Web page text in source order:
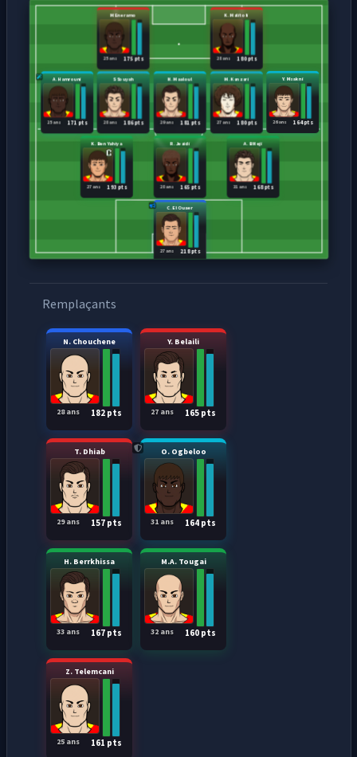
C. El Ouaer
218 pts
27 ans
K. Ben Yahiya
193 pts
27 ans
R. Jeaidi
165 pts
28 ans
A. B Neji
168 pts
31 ans
A. Hamrouni
171 pts
25 ans
S Souyah
186 pts
28 ans
N. Maaloul
181 pts
29 ans
M. Kanzari
180 pts
27 ans
Y. Msakni
164 pts
26 ans
M Eneramo
175 pts
25 ans
K. Malitoli
180 pts
28 ans
Remplaçants
N. Chouchene
182 pts
28 ans
Y. Belaili
165 pts
27 ans
T. Dhiab
157 pts
29 ans
O. Ogbeloo
164 pts
31 ans
H. Berrkhissa
167 pts
33 ans
M.A. Tougai
160 pts
32 ans
Z. Telemcani
161 pts
25 ans